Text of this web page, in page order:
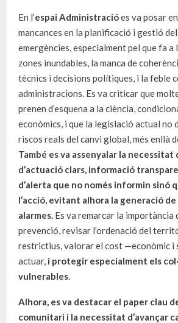
En l’espai Administracióes va posar
mancances en la planificació i gestió
emergències, especialment pel que fa a
zones inundables, la manca de
tècnics i decisions polítiques, i la feble
administracions. Es va criticar que
prenen d’esquena a la ciència,
econòmics, i que la legislació actual no
riscos reals del canvi global, més enllà
També es va assenyalar la necessitat
d’actuació clars, informació
d’alerta que no només informin sinó
l’acció, evitant alhora la generació
alarmes. Es va remarcar la importància
prevenció, revisar l’ordenació del
restrictius, valorar el cost —econòmic i
actuar, i protegir especialment els
vulnerables.
Alhora, es va destacar el paper clau
comunitari i la necessitat d’avançar